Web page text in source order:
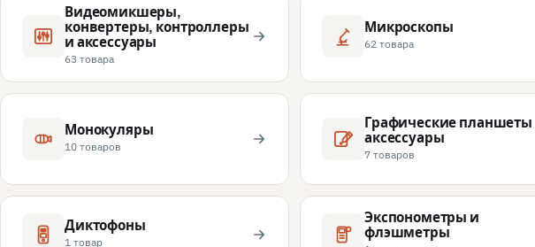
Видеомикшеры,
конвертеры, контроллеры
и аксессуары
63 товара
Микроскопы
62 товара
Монокуляры
10 товаров
Графические планшеты
аксессуары
7 товаров
Диктофоны
1 товар
Экспонометры и
флэшметры